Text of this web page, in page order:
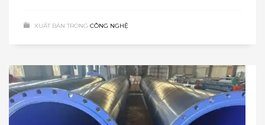
XUẤT BẢN TRONG CÔNG NGHỆ